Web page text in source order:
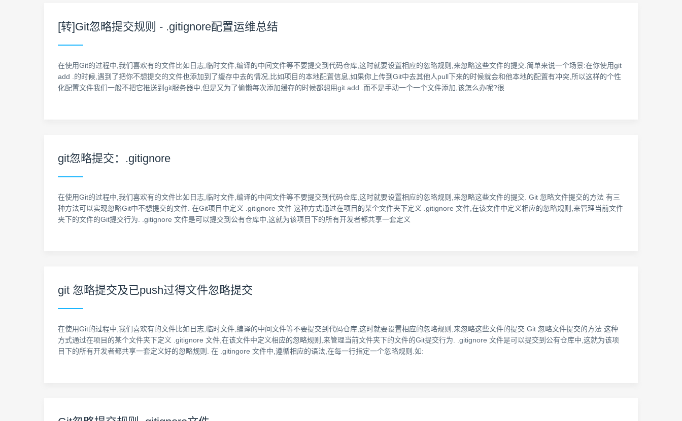
[转]Git忽略提交规则 - .gitignore配置运维总结
在使用Git的过程中,我们喜欢有的文件比如日志,临时文件,编译的中间文件等不要提交到代码仓库,这时就要设置相应的忽略规则,来忽略这些文件的提交.简单来说一个场景:在你使用git
add .的时候,遇到了把你不想提交的文件也添加到了缓存中去的情况,比如项目的本地配置信息,如果你上传到Git中去其他人pull下来的时候就会和他本地的配置有冲突,所以这样的个性
化配置文件我们一般不把它推送到git服务器中,但是又为了偷懒每次添加缓存的时候都想用git add .而不是手动一个一个文件添加,该怎么办呢?很
git忽略提交：.gitignore
在使用Git的过程中,我们喜欢有的文件比如日志,临时文件,编译的中间文件等不要提交到代码仓库,这时就要设置相应的忽略规则,来忽略这些文件的提交. Git 忽略文件提交的方法 有三
种方法可以实现忽略Git中不想提交的文件. 在Git项目中定义 .gitignore 文件 这种方式通过在项目的某个文件夹下定义 .gitignore 文件,在该文件中定义相应的忽略规则,来管理当前文件
夹下的文件的Git提交行为. .gitignore 文件是可以提交到公有仓库中,这就为该项目下的所有开发者都共享一套定义
git 忽略提交及已push过得文件忽略提交
在使用Git的过程中,我们喜欢有的文件比如日志,临时文件,编译的中间文件等不要提交到代码仓库,这时就要设置相应的忽略规则,来忽略这些文件的提交 Git 忽略文件提交的方法 这种
方式通过在项目的某个文件夹下定义 .gitignore 文件,在该文件中定义相应的忽略规则,来管理当前文件夹下的文件的Git提交行为. .gitignore 文件是可以提交到公有仓库中,这就为该项
目下的所有开发者都共享一套定义好的忽略规则. 在 .gitingore 文件中,遵循相应的语法,在每一行指定一个忽略规则.如: